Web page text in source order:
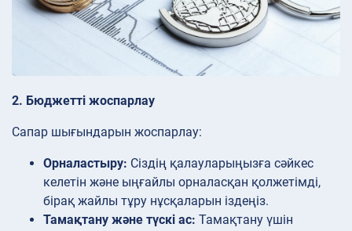
2. Бюджетті жоспарлау
Сапар шығындарын жоспарлау:
Орналастыру: Сіздің қалауларыңызға сәйкес
келетін және ыңғайлы орналасқан қолжетімді,
бірақ жайлы тұру нұсқаларын іздеңіз.
Тамақтану және түскі ас: Тамақтану үшін